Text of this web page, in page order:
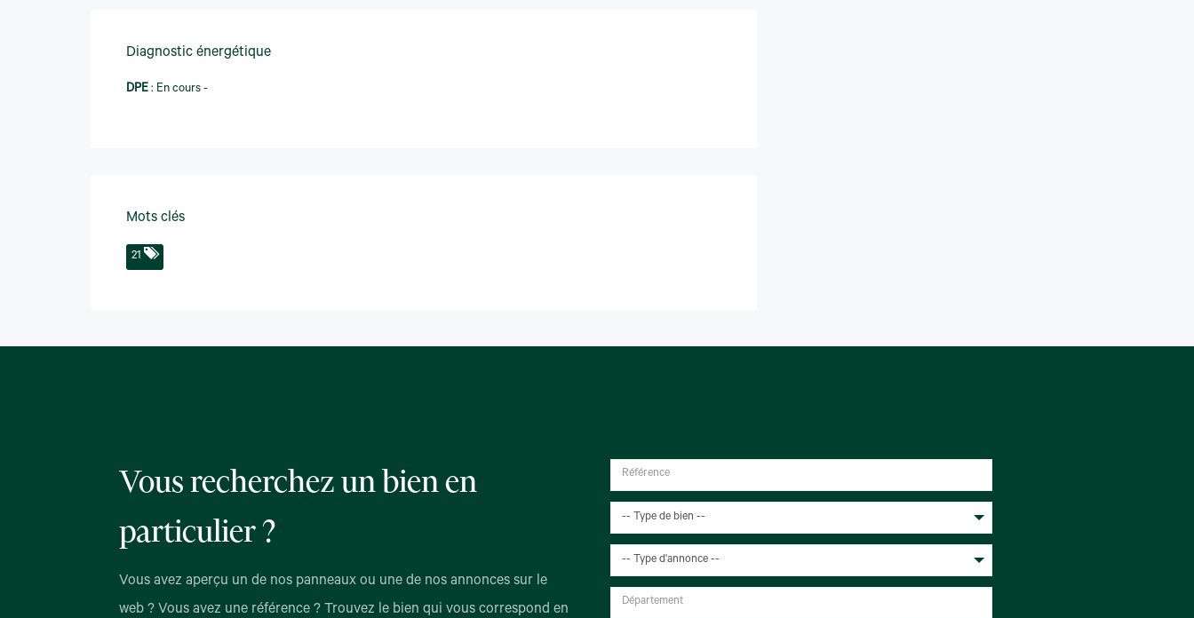
Diagnostic énergétique
DPE : En cours -
Mots clés
21
Vous recherchez un bien en
particulier ?
Vous avez aperçu un de nos panneaux ou une de nos annonces sur le
web ? Vous avez une référence ? Trouvez le bien qui vous correspond en
-- Type de bien --
-- Type d'annonce --